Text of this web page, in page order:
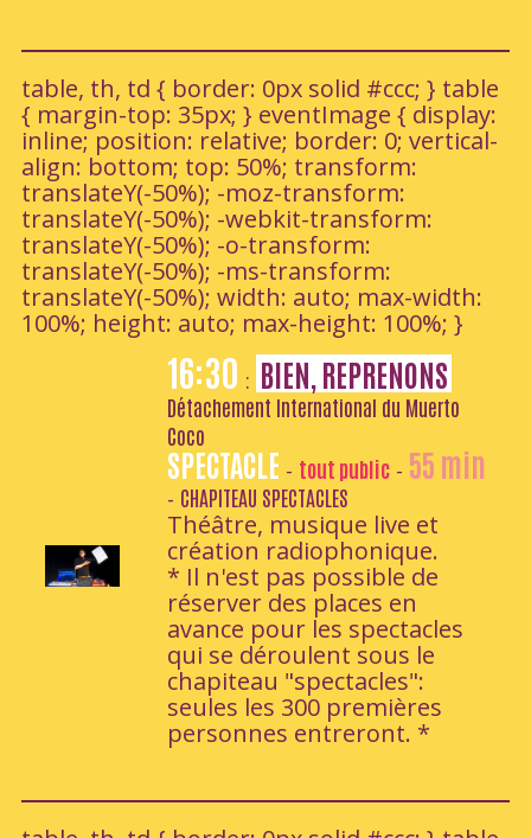
table, th, td { border: 0px solid #ccc; } table
{ margin-top: 35px; } eventImage { display:
inline; position: relative; border: 0; vertical-
align: bottom; top: 50%; transform:
translateY(-50%); -moz-transform:
translateY(-50%); -webkit-transform:
translateY(-50%); -o-transform:
translateY(-50%); -ms-transform:
translateY(-50%); width: auto; max-width:
100%; height: auto; max-height: 100%; }
16:30 : BIEN, REPRENONS
Détachement International du Muerto
Coco
SPECTACLE - tout public- 55 min
- CHAPITEAU SPECTACLES
Théâtre, musique live et
création radiophonique.
* Il n'est pas possible de
réserver des places en
avance pour les spectacles
qui se déroulent sous le
chapiteau "spectacles":
seules les 300 premières
personnes entreront. *